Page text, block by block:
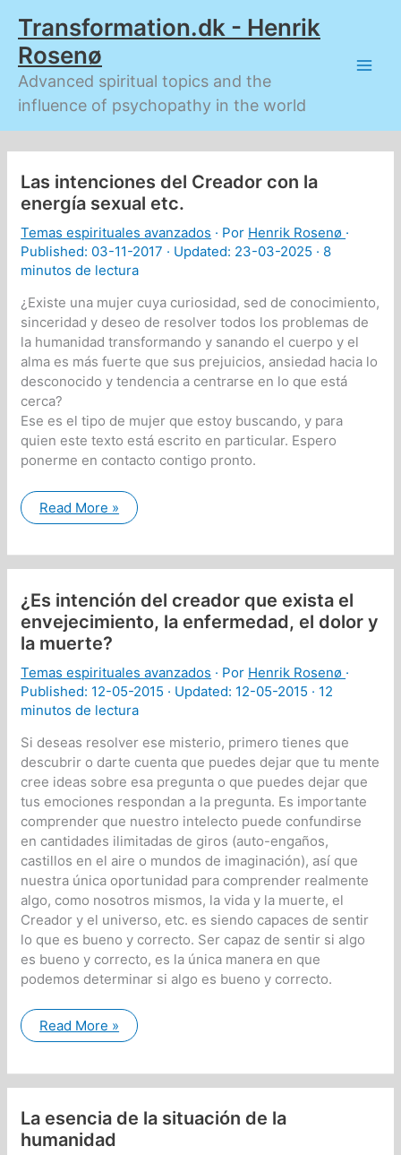
contenido
Transformation.dk - Henrik
Rosenø
Advanced spiritual topics and the
influence of psychopathy in the world
Las intenciones del Creador con la
energía sexual etc.
Temas espirituales avanzados · Por Henrik Rosenø ·
Published: 03-11-2017 · Updated: 23-03-2025 · 8
minutos de lectura
¿Existe una mujer cuya curiosidad, sed de conocimiento,
sinceridad y deseo de resolver todos los problemas de
la humanidad transformando y sanando el cuerpo y el
alma es más fuerte que sus prejuicios, ansiedad hacia lo
desconocido y tendencia a centrarse en lo que está
cerca?
Ese es el tipo de mujer que estoy buscando, y para
quien este texto está escrito en particular. Espero
ponerme en contacto contigo pronto.
Las
intenciones
con
la
sexual
Read More »
¿Es intención del creador que exista el
envejecimiento, la enfermedad, el dolor y
la muerte?
Temas espirituales avanzados · Por Henrik Rosenø ·
Published: 12-05-2015 · Updated: 12-05-2015 · 12
minutos de lectura
Si deseas resolver ese misterio, primero tienes que
descubrir o darte cuenta que puedes dejar que tu mente
cree ideas sobre esa pregunta o que puedes dejar que
tus emociones respondan a la pregunta. Es importante
comprender que nuestro intelecto puede confundirse
en cantidades ilimitadas de giros (auto-engaños,
castillos en el aire o mundos de imaginación), así que
nuestra única oportunidad para comprender realmente
algo, como nosotros mismos, la vida y la muerte, el
Creador y el universo, etc. es siendo capaces de sentir
lo que es bueno y correcto. Ser capaz de sentir si algo
es bueno y correcto, es la única manera en que
podemos determinar si algo es bueno y correcto.
¿Es
intención
que
exista
envejecimiento,
la
enfermedad,
Read More »
La esencia de la situación de la
humanidad